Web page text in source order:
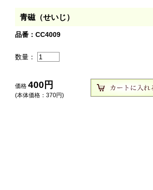
青磁（せいじ）
品番：CC4009
数量：
価格 400 円
(本体価格： 370円)